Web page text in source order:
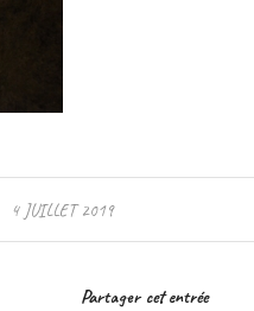
4 JUILLET 2019
Partager cet entrée